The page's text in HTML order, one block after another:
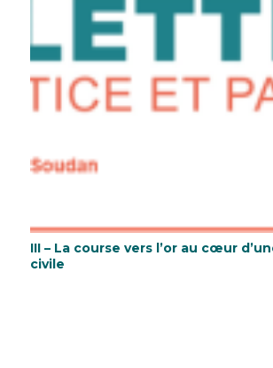
III – La course vers l’or au cœur
civile